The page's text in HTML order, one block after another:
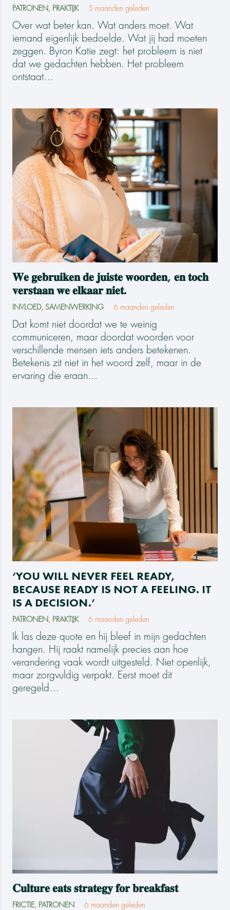
PATRONEN, PRAKTIJK 5 maanden geleden
Over wat beter kan. Wat anders moet. Wat
iemand eigenlijk bedoelde. Wat jij had moeten
zeggen. Byron Katie zegt: het probleem is niet
dat we gedachten hebben. Het probleem
ontstaat…
𝐖𝐞 𝐠𝐞𝐛𝐫𝐮𝐢𝐤𝐞𝐧 𝐝𝐞 𝐣𝐮𝐢𝐬𝐭𝐞 𝐰𝐨𝐨𝐫𝐝𝐞𝐧, 𝐞𝐧 𝐭𝐨𝐜𝐡
𝐯𝐞𝐫𝐬𝐭𝐚𝐚𝐧 𝐰𝐞 𝐞𝐥𝐤𝐚𝐚𝐫 𝐧𝐢𝐞𝐭.
INVLOED, SAMENWERKING 6 maanden geleden
Dat komt niet doordat we te weinig
communiceren, maar doordat woorden voor
verschillende mensen iets anders betekenen.
Betekenis zit niet in het woord zelf, maar in de
ervaring die eraan…
‘YOU WILL NEVER FEEL READY,
BECAUSE READY IS NOT A FEELING. IT
IS A DECISION.’
PATRONEN, PRAKTIJK 6 maanden geleden
Ik las deze quote en hij bleef in mijn gedachten
hangen. Hij raakt namelijk precies aan hoe
verandering vaak wordt uitgesteld. Niet openlijk,
maar zorgvuldig verpakt. Eerst moet dit
geregeld…
𝐂𝐮𝐥𝐭𝐮𝐫𝐞 𝐞𝐚𝐭𝐬 𝐬𝐭𝐫𝐚𝐭𝐞𝐠𝐲 𝐟𝐨𝐫 𝐛𝐫𝐞𝐚𝐤𝐟𝐚𝐬𝐭
FRICTIE, PATRONEN 6 maanden geleden